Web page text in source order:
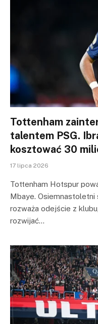
Tottenham
talentem PSG.
kosztować 30
17 lipca 2026
Tottenham Hotspur
Mbaye. Osiemnastoletni
rozważa odejście z
rozwijać…